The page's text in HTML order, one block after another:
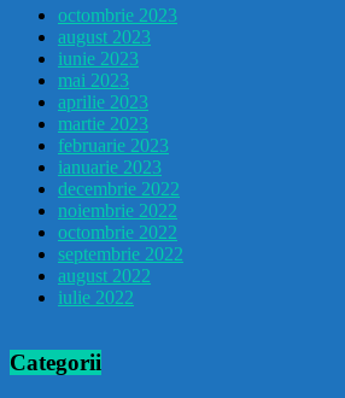
octombrie 2023
august 2023
iunie 2023
mai 2023
aprilie 2023
martie 2023
februarie 2023
ianuarie 2023
decembrie 2022
noiembrie 2022
octombrie 2022
septembrie 2022
august 2022
iulie 2022
Categorii